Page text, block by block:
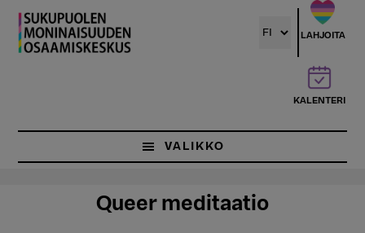
Hyppää
pääsisältöön
LAHJOITA
KALENTERI
VALIKKO
Queer meditaatio